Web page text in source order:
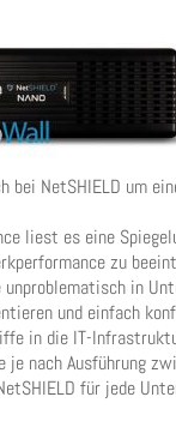
bei NetSHIELD um
liest es eine
zu
in
und einfach
in die IT-
je nach Ausführung
für jede